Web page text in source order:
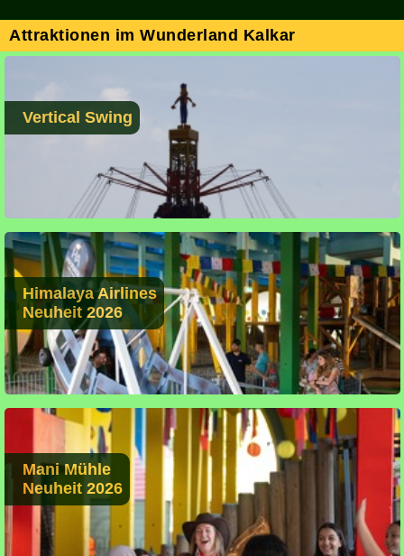
Attraktionen im Wunderland Kalkar
Vertical Swing
Himalaya Airlines
Neuheit 2026
Mani Mühle
Neuheit 2026